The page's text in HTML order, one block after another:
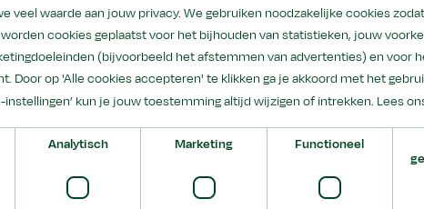
geeft uitleg over welke verzekeringen van belang
de school afgesloten zijn en welke dekking er geboden wordt.
het document 'Verzekeringen'
veel waarde aan jouw privacy. We gebruiken noodzakelijke cookies
cookies geplaatst voor het bijhouden van statistieken, jouw
(bijvoorbeeld het afstemmen van advertenties) en voor
Door op 'Alle cookies accepteren' te klikken ga je akkoord met het
instellingen’ kun je jouw toestemming altijd wijzigen of intrekken. Lees
Analytisch Marketing Functioneel